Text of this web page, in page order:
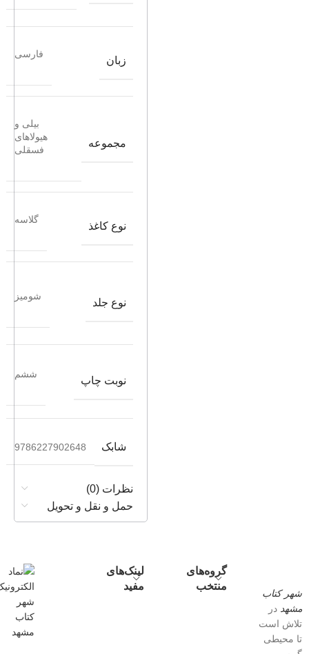
زبان
فارسی
مجموعه
بیلی و
هیولاهای
فسقلی
نوع کاغذ
گلاسه
نوع جلد
شومیز
نوبت چاپ
ششم
شابک 9786227902648
نظرات (0)
حمل و نقل و تحویل
شهر کتاب
مشهد در
تلاش است
تا محیطی
گروه‌های
منتخب
لینک‌های
مفید